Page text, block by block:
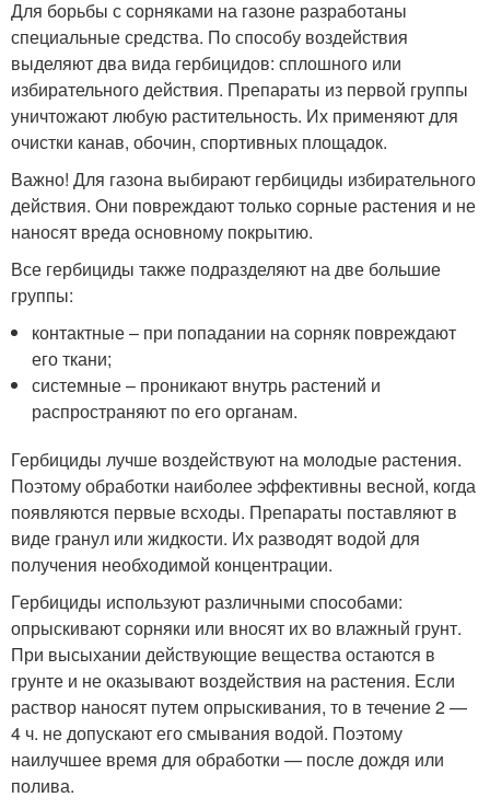
Для борьбы с сорняками на газоне разработаны
специальные средства. По способу воздействия
выделяют два вида гербицидов: сплошного или
избирательного действия. Препараты из первой группы
уничтожают любую растительность. Их применяют для
очистки канав, обочин, спортивных площадок.
Важно! Для газона выбирают гербициды избирательного
действия. Они повреждают только сорные растения и не
наносят вреда основному покрытию.
Все гербициды также подразделяют на две большие
группы:
контактные – при попадании на сорняк повреждают
его ткани;
системные – проникают внутрь растений и
распространяют по его органам.
Гербициды лучше воздействуют на молодые растения.
Поэтому обработки наиболее эффективны весной, когда
появляются первые всходы. Препараты поставляют в
виде гранул или жидкости. Их разводят водой для
получения необходимой концентрации.
Гербициды используют различными способами:
опрыскивают сорняки или вносят их во влажный грунт.
При высыхании действующие вещества остаются в
грунте и не оказывают воздействия на растения. Если
раствор наносят путем опрыскивания, то в течение 2 —
4 ч. не допускают его смывания водой. Поэтому
наилучшее время для обработки — после дождя или
полива.